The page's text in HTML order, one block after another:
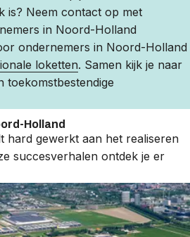
is? Neem contact op met
in Noord-Holland
ondernemers in Noord-Holland
loketten. Samen kijk je naar
toekomstbestendige
Holland
hard gewerkt aan het realiseren
succesverhalen ontdek je er